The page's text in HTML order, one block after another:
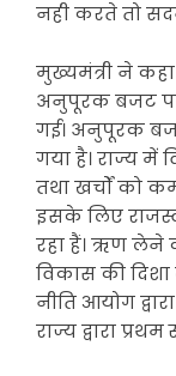
नही करते तो
मुख्यमंत्री ने
अनुपूरक बजट पर
गई। अनुपूरक
गया है। राज्य में
तथा खर्चों को
इसके लिए राजस्व
रहा हैं। ऋण लेने
विकास की दिशा
नीति आयोग
राज्य द्वारा